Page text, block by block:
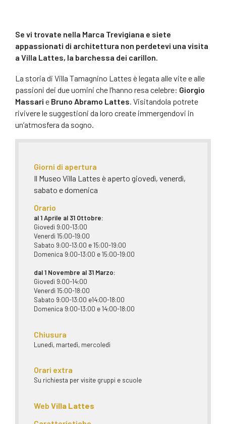
Se vi trovate nella Marca Trevigiana e siete
appassionati di architettura non perdetevi una visita
a Villa Lattes, la barchessa dei carillon.
La storia di Villa Tamagnino Lattes è legata alle vite e alle
passioni dei due uomini che l’hanno resa celebre: Giorgio
Massari e Bruno Abramo Lattes . Visitandola potrete
rivivere le suggestioni da loro create immergendovi in
un’atmosfera da sogno.
Giorni di apertura
Il Museo Villa Lattes è aperto giovedì, venerdì,
sabato e domenica
Orario
al 1 Aprile al 31 Ottobre:
Giovedì 9:00-13:00
Venerdì 15:00-19:00
Sabato 9:00-13:00 e 15:00-19:00
Domenica 9:00-13:00 e 15:00-19:00
dal 1 Novembre al 31 Marzo:
Giovedì 9:00-14:00
Venerdì 15:00-18:00
Sabato 9:00-13:00 e14:00-18:00
Domenica 9:00-13:00 e 14:00-18:00
Chiusura
Lunedì, martedì, mercoledì
Orari extra
Su richiesta per visite gruppi e scuole
Web Villa Lattes